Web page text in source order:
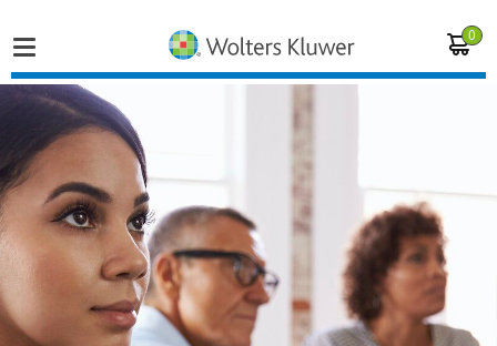
0
Home
Vakgebieden
Producten